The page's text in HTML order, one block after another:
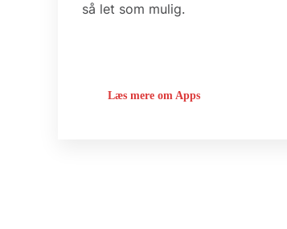
så let som mulig.
Læs mere om Apps